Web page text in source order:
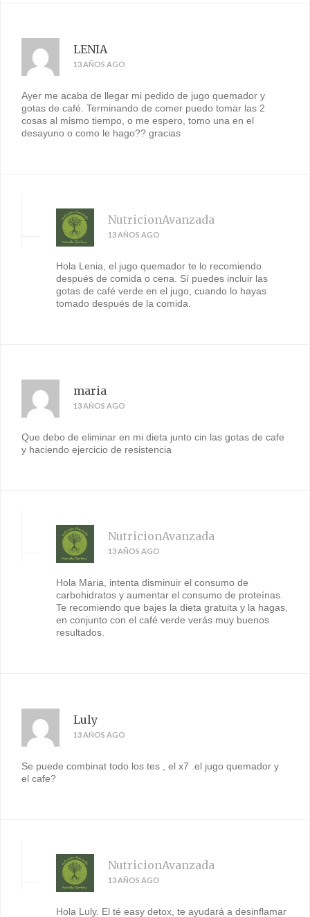
LENIA
13 AÑOS AGO
Ayer me acaba de llegar mi pedido de jugo quemador y
gotas de café. Terminando de comer puedo tomar las 2
cosas al mismo tiempo, o me espero, tomo una en el
desayuno o como le hago?? gracias
NutricionAvanzada
13 AÑOS AGO
Hola Lenia, el jugo quemador te lo recomiendo
después de comida o cena. Sí puedes incluir las
gotas de café verde en el jugo, cuando lo hayas
tomado después de la comida.
maria
13 AÑOS AGO
Que debo de eliminar en mi dieta junto cin las gotas de cafe
y haciendo ejercicio de resistencia
NutricionAvanzada
13 AÑOS AGO
Hola Maria, intenta disminuir el consumo de
carbohidratos y aumentar el consumo de proteínas.
Te recomiendo que bajes la dieta gratuita y la hagas,
en conjunto con el café verde verás muy buenos
resultados.
Luly
13 AÑOS AGO
Se puede combinat todo los tes , el x7 .el jugo quemador y
el cafe?
NutricionAvanzada
13 AÑOS AGO
Hola Luly. El té easy detox, te ayudará a desinflamar